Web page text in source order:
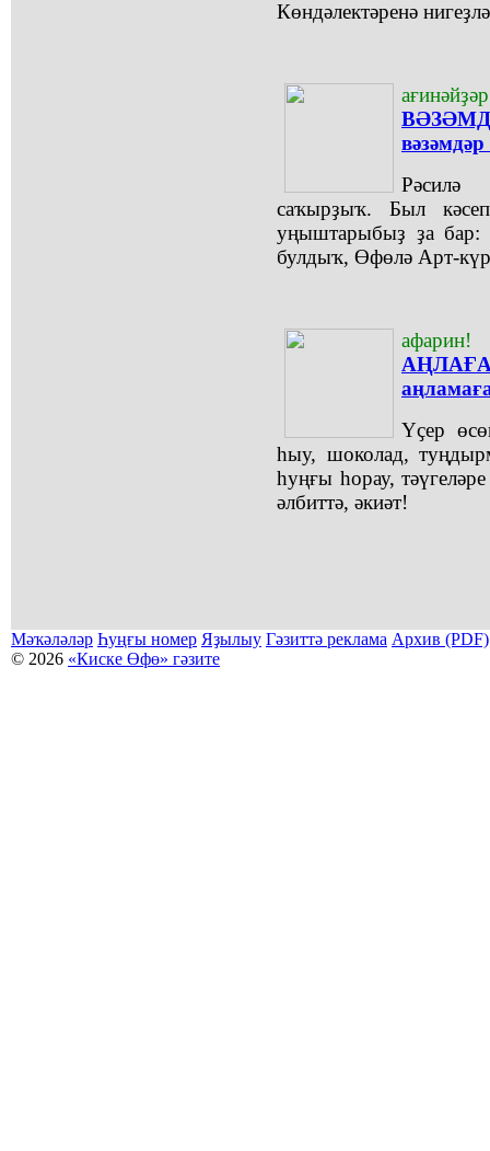
Көндәлектәренә
Рәсилә
саҡырҙыҡ. Был
уңыштарыбыҙ ҙа
булдыҡ, Өфөлә Арт-
афарин!
Үҫер
һыу, шоколад,
һуңғы һорау,
әлбиттә, әкиәт!
Мәҡәләләр Һуңғы номер Яҙылыу Гәзиттә реклама Архив (PDF)
© 2026 «Киске Өфө» гәзите